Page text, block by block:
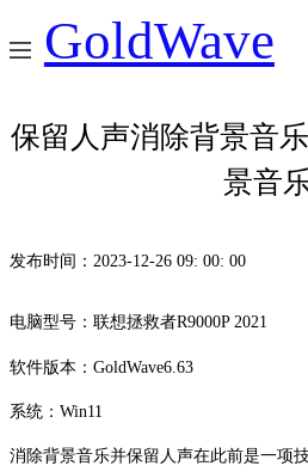
GoldWave
服务
下载
保留人声消除背景音
景音
发布时间：2023-12-26 09: 00: 00
电脑型号：联想拯救者R9000P 2021
软件版本：GoldWave6.63
系统：Win11
消除背景音乐并保留人声在此前是一项